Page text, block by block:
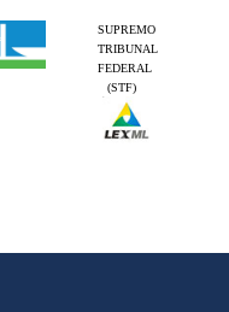
SUPREMO
TRIBUNAL
FEDERAL
(STF)